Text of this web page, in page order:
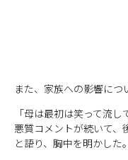
また、家族への影響につ
「母は最初は笑って流
悪質コメントが続いて、
と語り、胸中を明かした。